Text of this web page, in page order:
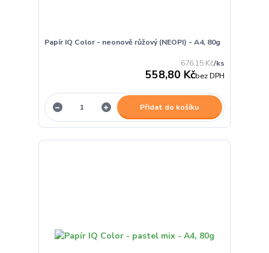
Papír IQ Color - neonově růžový (NEOPI) - A4, 80g
676,15 Kč/ks
558,80 Kčbez DPH
Přidat do košíku